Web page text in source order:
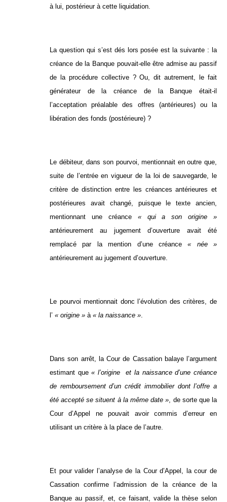
à lui, postérieur à cette liquidation.
La question qui s’est dés lors posée est la suivante : la
créance de la Banque pouvait-elle être admise au passif
de la procédure collective ? Ou, dit autrement, le fait
générateur de la créance de la Banque était-il
l’acceptation préalable des offres (antérieures) ou la
libération des fonds (postérieure) ?
Le débiteur, dans son pourvoi, mentionnait en outre que,
suite de l’entrée en vigueur de la loi de sauvegarde, le
critère de distinction entre les créances antérieures et
postérieures avait changé, puisque le texte ancien,
mentionnant une créance « qui a son origine »
antérieurement au jugement d’ouverture avait été
remplacé par la mention d’une créance« née »
antérieurement au jugement d’ouverture.
Le pourvoi mentionnait donc l’évolution des critères, de
l’ « origine » à « la naissance ».
Dans son arrêt, la Cour de Cassation balaye l’argument
estimant que« l’origine et la naissance d’une créance
de remboursement d’un crédit immobilier dont l’offre a
été accepté se situent à la même date », de sorte que la
Cour d’Appel ne pouvait avoir commis d’erreur en
utilisant un critère à la place de l’autre.
Et pour valider l’analyse de la Cour d’Appel, la cour de
Cassation confirme l’admission de la créance de la
Banque au passif, et, ce faisant, valide la thèse selon